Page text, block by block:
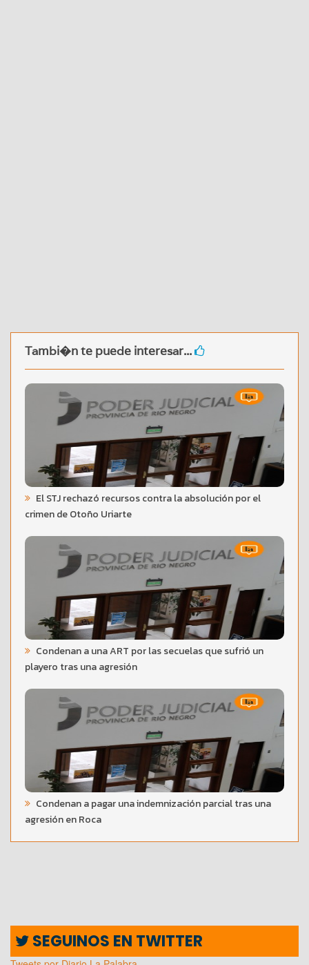
Tambi�n te puede interesar...
El STJ rechazó recursos contra la absolución por el
crimen de Otoño Uriarte
Condenan a una ART por las secuelas que sufrió un
playero tras una agresión
Condenan a pagar una indemnización parcial tras una
agresión en Roca
SEGUINOS EN TWITTER